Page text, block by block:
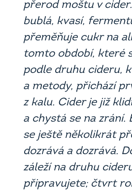
přerod moštu v
bublá, kvasí,
přeměňuje cukr na
tomto období, které
podle druhu cideru,
a metody, přichází
z kalu. Cider je již
a chystá se na zrání.
se ještě několikrát
dozrává a dozrává.
záleží na druhu
připravujete; čtvrt